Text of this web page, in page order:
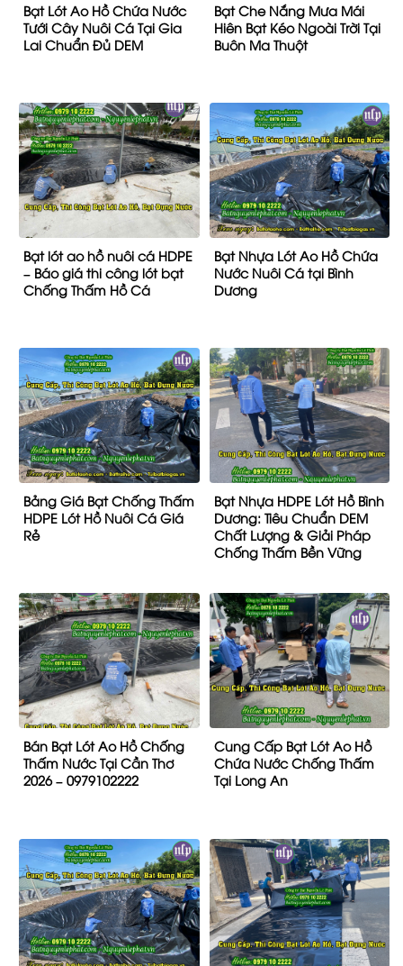
Bạt Lót Ao Hồ Chứa Nước
Tưới Cây Nuôi Cá Tại Gia
Lai Chuẩn Đủ DEM
Bạt Che Nắng Mưa Mái
Hiên Bạt Kéo Ngoài Trời Tại
Buôn Ma Thuột
Bạt lót ao hồ nuôi cá HDPE
– Báo giá thi công lót bạt
Chống Thấm Hồ Cá
Bạt Nhựa Lót Ao Hồ Chứa
Nước Nuôi Cá tại Bình
Dương
Bảng Giá Bạt Chống Thấm
HDPE Lót Hồ Nuôi Cá Giá
Rẻ
Bạt Nhựa HDPE Lót Hồ Bình
Dương: Tiêu Chuẩn DEM
Chất Lượng & Giải Pháp
Chống Thấm Bền Vững
Bán Bạt Lót Ao Hồ Chống
Thấm Nước Tại Cần Thơ
2026 – 0979102222
Cung Cấp Bạt Lót Ao Hồ
Chứa Nước Chống Thấm
Tại Long An